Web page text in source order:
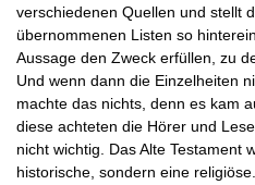
verschiedenen Quellen und stellt
übernommenen Listen so
Aussage den Zweck erfüllen, zu
Und wenn dann die Einzelheiten
machte das nichts, denn es kam
diese achteten die Hörer und
nicht wichtig. Das Alte Testament
historische, sondern eine